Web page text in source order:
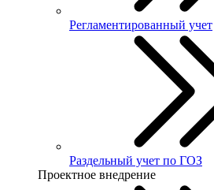
Регламентированный учет
Раздельный учет по ГОЗ
Проектное внедрение